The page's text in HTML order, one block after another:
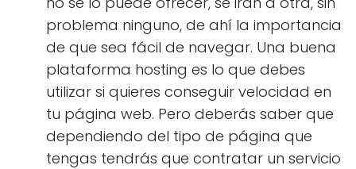
problema ninguno, de ahí la importancia
de que sea fácil de navegar. Una buena
plataforma hosting es lo que debes
utilizar si quieres conseguir velocidad en
tu página web. Pero deberás saber que
dependiendo del tipo de página que
tengas tendrás que contratar un servicio